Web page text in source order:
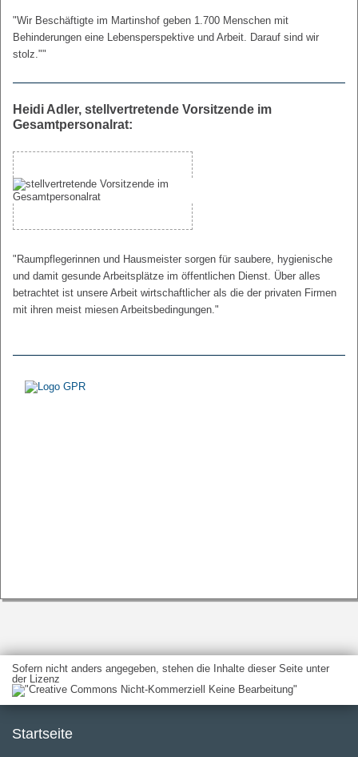
"Wir Beschäftigte im Martinshof geben 1.700 Menschen mit
Behinderungen eine Lebensperspektive und Arbeit. Darauf sind wir
stolz.""
Heidi Adler, stellvertretende Vorsitzende im
Gesamtpersonalrat:
"Raumpflegerinnen und Hausmeister sorgen für saubere, hygienische
und damit gesunde Arbeitsplätze im öffentlichen Dienst. Über alles
betrachtet ist unsere Arbeit wirtschaftlicher als die der privaten Firmen
mit ihren meist miesen Arbeitsbedingungen."
Sofern nicht anders angegeben, stehen die Inhalte dieser Seite unter
der Lizenz
Startseite